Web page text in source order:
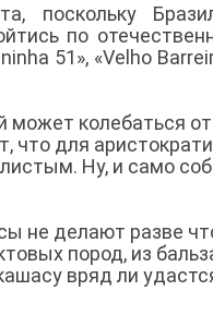
поскольку
по
51», «Velho
может колебаться
что для
Ну, и само
не делают разве
пород, из
вряд ли